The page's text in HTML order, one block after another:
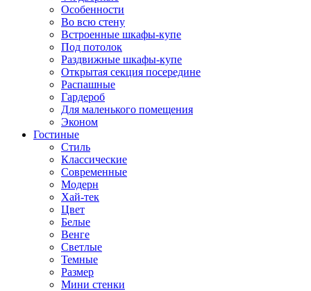
Особенности
Во всю стену
Встроенные шкафы-купе
Под потолок
Раздвижные шкафы-купе
Открытая секция посередине
Распашные
Гардероб
Для маленького помещения
Эконом
Гостиные
Стиль
Классические
Современные
Модерн
Хай-тек
Цвет
Белые
Венге
Светлые
Темные
Размер
Мини стенки